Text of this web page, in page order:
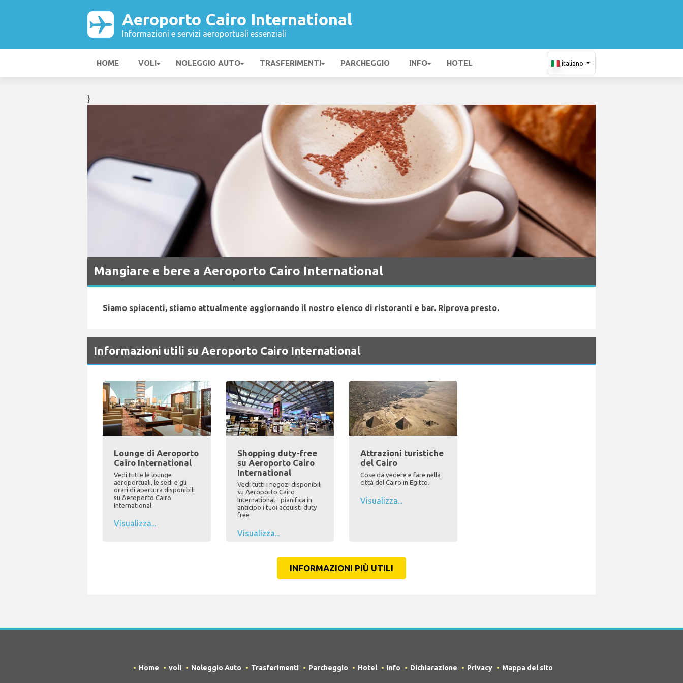
Aeroporto Cairo International
Informazioni e servizi aeroportuali essenziali
HOME VOLI NOLEGGIO AUTO TRASFERIMENTI PARCHEGGIO INFO HOTEL italiano
}
Mangiare e bere a Aeroporto Cairo International
Siamo spiacenti, stiamo attualmente aggiornando il nostro elenco di ristoranti e bar. Riprova presto.
Informazioni utili su Aeroporto Cairo International
Lounge di Aeroporto
Cairo International
Vedi tutte le lounge
aeroportuali, le sedi e gli
orari di apertura disponibili
su Aeroporto Cairo
International
Visualizza...
Shopping duty-free
su Aeroporto Cairo
International
Vedi tutti i negozi disponibili
su Aeroporto Cairo
International - pianifica in
anticipo i tuoi acquisti duty
free
Visualizza...
Attrazioni turistiche
del Cairo
Cose da vedere e fare nella
città del Cairo in Egitto.
Visualizza...
INFORMAZIONI PIÙ UTILI
Home voli Noleggio Auto Trasferimenti Parcheggio Hotel Info Dichiarazione Privacy Mappa del sito